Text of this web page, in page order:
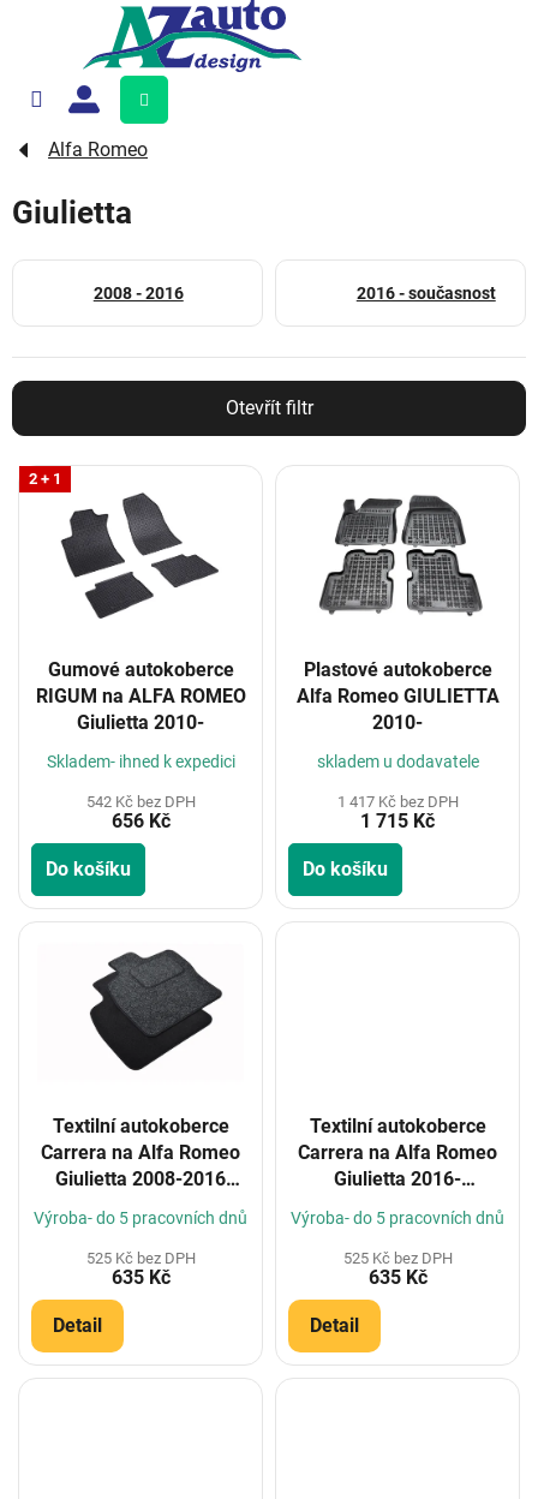
Nákupní
košík
Alfa Romeo
Giulietta
2008 - 2016 2016 - současnost
Otevřít filtr
V
ý
2 + 1
Gumové autokoberce
RIGUM na ALFA ROMEO
Giulietta 2010-
Skladem- ihned k expedici
542 Kč bez DPH
656 Kč
Do košíku
Plastové autokoberce
Alfa Romeo GIULIETTA
2010-
skladem u dodavatele
1 417 Kč bez DPH
1 715 Kč
Do košíku
Textilní autokoberce
Carrera na Alfa Romeo
Giulietta 2008-2016
(Konfigurátor)
Výroba- do 5 pracovních dnů
525 Kč bez DPH
635 Kč
Detail
Textilní autokoberce
Carrera na Alfa Romeo
Giulietta 2016-
(Konfigurátor)
Výroba- do 5 pracovních dnů
525 Kč bez DPH
635 Kč
Detail